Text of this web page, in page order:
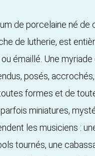
de porcelaine né de
de lutherie, est
émaillé. Une myriade
posés, accrochés,
formes et de
miniatures,
les musiciens :
tournés, une